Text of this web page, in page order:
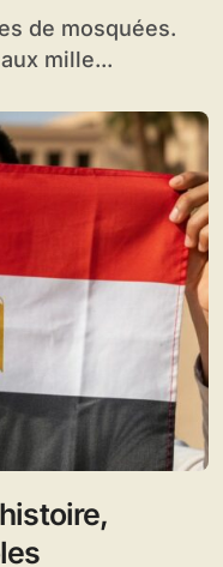
mille...